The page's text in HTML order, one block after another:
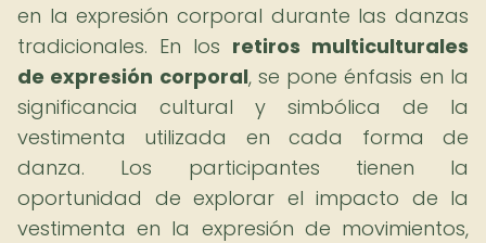
en la expresión corporal durante las danzas
tradicionales. En los retiros multiculturales
de expresión corporal, se pone énfasis en la
significancia cultural y simbólica de la
vestimenta utilizada en cada forma de
danza. Los participantes tienen la
oportunidad de explorar el impacto de la
vestimenta en la expresión de movimientos,